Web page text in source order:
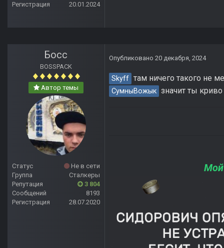
Регистрация
20.01.2024
Босс
BOSSPACK
Автор темы
Статус
Не в сети
Группа
Сталкеры
Репутация
3 804
Сообщений
8193
Регистрация
28.07.2020
Опубликовано 20 декабря, 2024
Skyff там ничего такого не
СумныВожык значит ты криво